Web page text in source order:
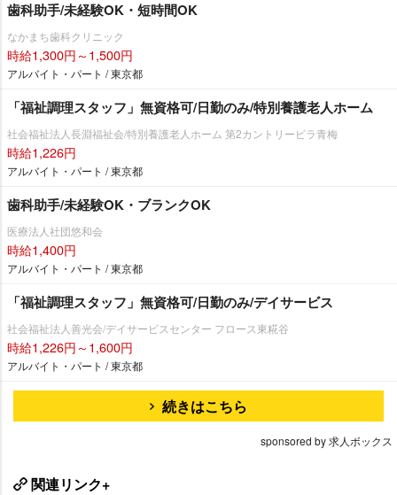
歯科助手/未経験OK・短時間OK
なかまち歯科クリニック
時給1,300円～1,500円
アルバイト・パート / 東京都
「福祉調理スタッフ」無資格可/日勤のみ/特別養護老人ホーム
社会福祉法人長淵福祉会/特別養護老人ホーム 第2カントリービラ青梅
時給1,226円
アルバイト・パート / 東京都
歯科助手/未経験OK・ブランクOK
医療法人社団悠和会
時給1,400円
アルバイト・パート / 東京都
「福祉調理スタッフ」無資格可/日勤のみ/デイサービス
社会福祉法人善光会/デイサービスセンター フロース東糀谷
時給1,226円～1,600円
アルバイト・パート / 東京都
続きはこちら
sponsored by 求人ボックス
関連リンク+